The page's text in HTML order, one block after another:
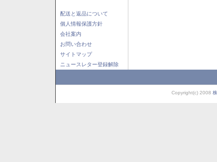
配送と返品について
個人情報保護方針
会社案内
お問い合わせ
サイトマップ
ニュースレター登録解除
Copyright(c) 2008